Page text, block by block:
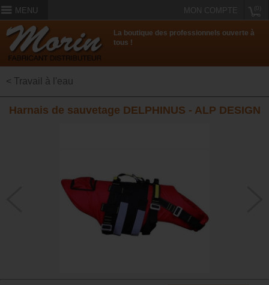
MENU MON COMPTE
La boutique des professionnels ouverte à
tous !
< Travail à l'eau
Harnais de sauvetage DELPHINUS - ALP DESIGN